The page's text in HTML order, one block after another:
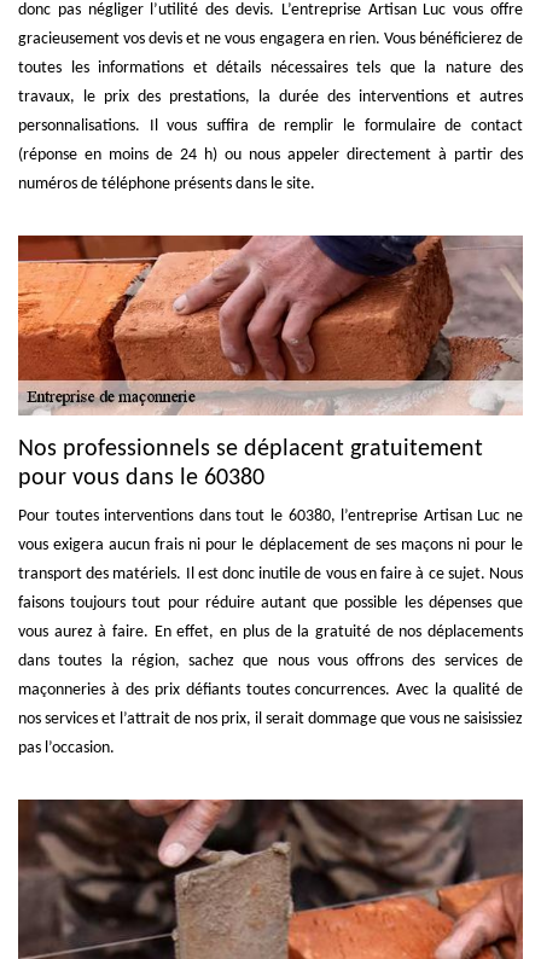
donc pas négliger l’utilité des devis. L’entreprise Artisan Luc vous offre
gracieusement vos devis et ne vous engagera en rien. Vous bénéficierez de
toutes les informations et détails nécessaires tels que la nature des
travaux, le prix des prestations, la durée des interventions et autres
personnalisations. Il vous suffira de remplir le formulaire de contact
(réponse en moins de 24 h) ou nous appeler directement à partir des
numéros de téléphone présents dans le site.
Nos professionnels se déplacent gratuitement
pour vous dans le 60380
Pour toutes interventions dans tout le 60380, l’entreprise Artisan Luc ne
vous exigera aucun frais ni pour le déplacement de ses maçons ni pour le
transport des matériels. Il est donc inutile de vous en faire à ce sujet. Nous
faisons toujours tout pour réduire autant que possible les dépenses que
vous aurez à faire. En effet, en plus de la gratuité de nos déplacements
dans toutes la région, sachez que nous vous offrons des services de
maçonneries à des prix défiants toutes concurrences. Avec la qualité de
nos services et l’attrait de nos prix, il serait dommage que vous ne saisissiez
pas l’occasion.